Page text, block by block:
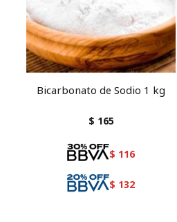
Bicarbonato de Sodio 1 kg
$ 165
$ 116
$ 132